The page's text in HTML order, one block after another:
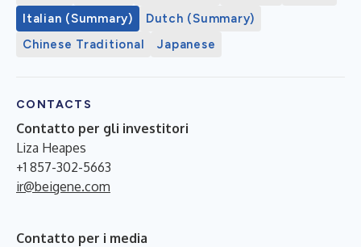
Italian (Summary)
Dutch (Summary)
Chinese Traditional
Japanese
CONTACTS
Contatto per gli investitori
Liza Heapes
+1 857-302-5663
ir@beigene.com
Contatto per i media